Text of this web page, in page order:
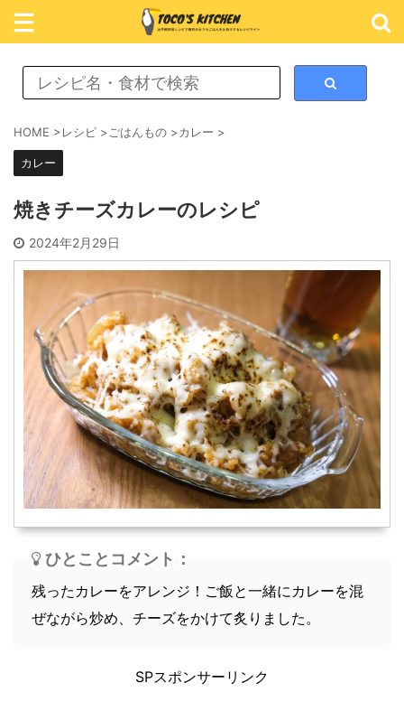
レシピ検索
めん類
スイーツ
スープ
軽食
HOME >レシピ > ごはんもの >カレー >
カレー
焼きチーズカレーのレシピ
2024年2月29日
ひとことコメント：
残ったカレーをアレンジ！ご飯と一緒にカレーを混
ぜながら炒め、チーズをかけて炙りました。
SPスポンサーリンク